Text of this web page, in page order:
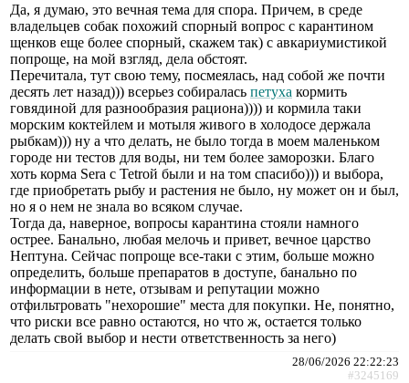
Да, я думаю, это вечная тема для спора. Причем, в среде
владельцев собак похожий спорный вопрос с карантином
щенков еще более спорный, скажем так) с авкариумистикой
попроще, на мой взгляд, дела обстоят.
Перечитала, тут свою тему, посмеялась, над собой же почти
десять лет назад))) всерьез собиралась петуха кормить
говядиной для разнообразия рациона)))) и кормила таки
морским коктейлем и мотыля живого в холодосе держала
рыбкам))) ну а что делать, не было тогда в моем маленьком
городе ни тестов для воды, ни тем более заморозки. Благо
хоть корма Sera с Tetrой были и на том спасибо))) и выбора,
где приобретать рыбу и растения не было, ну может он и был,
но я о нем не знала во всяком случае.
Тогда да, наверное, вопросы карантина стояли намного
острее. Банально, любая мелочь и привет, вечное царство
Нептуна. Сейчас попроще все-таки с этим, больше можно
определить, больше препаратов в доступе, банально по
информации в нете, отзывам и репутации можно
отфильтровать "нехорошие" места для покупки. Не, понятно,
что риски все равно остаются, но что ж, остается только
делать свой выбор и нести ответственность за него)
28/06/2026 22:22:23
#3245169